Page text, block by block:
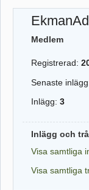
Logga in
Medlem
Registrerad:
Senaste
Inlägg:3
Inlägg och
Visa samtliga
Visa samtliga